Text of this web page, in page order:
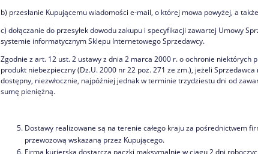
b) przesłanie Kupującemu wiadomości e-mail, o której mowa powyżej, a
c) dołączanie do przesyłek dowodu zakupu i specyfikacji zawartej Umowy
systemie informatycznym Sklepu Internetowego Sprzedawcy.
Zgodnie z art. 12 ust. 2 ustawy z dnia 2 marca 2000 r. o ochronie
produkt niebezpieczny (Dz.U. 2000 nr 22 poz. 271 ze zm.), jeżeli
dostępny, niezwłocznie, najpóźniej jednak w terminie trzydziestu dni od
sumę pieniężną.
Dostawy realizowane są na terenie całego kraju za pośrednictwem
przewozową wskazaną przez Kupującego.
Firma kurierska dostarcza paczki maksymalnie w ciągu 2 dni